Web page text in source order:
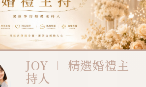
JOY ∣ 精選婚禮主
持人